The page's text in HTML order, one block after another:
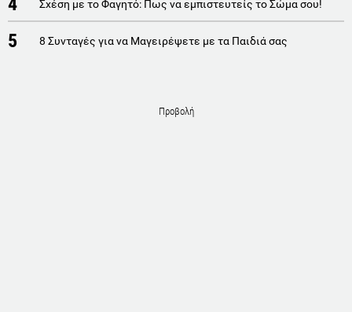
Σχέση με το Φαγητό: Πως να εμπιστευτείς το Σώμα σου!
5 8 Συνταγές για να Μαγειρέψετε με τα Παιδιά σας
Προβολή